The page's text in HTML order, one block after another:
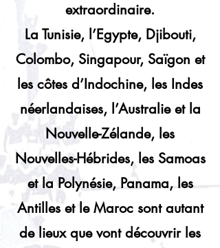
extraordinaire.
La Tunisie, l’Egypte, Djibouti,
Colombo, Singapour, Saïgon et
les côtes d’Indochine, les Indes
néerlandaises, l’Australie et la
Nouvelle-Zélande, les
Nouvelles-Hébrides, les Samoas
et la Polynésie, Panama, les
Antilles et le Maroc sont autant
de lieux que vont découvrir les